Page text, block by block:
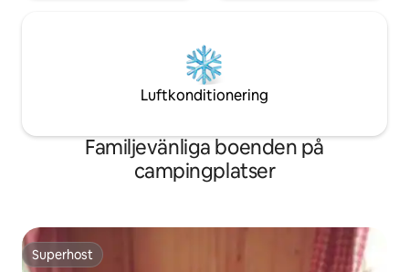
Luftkonditionering
Familjevänliga boenden på
campingplatser
Superhost
Superhost